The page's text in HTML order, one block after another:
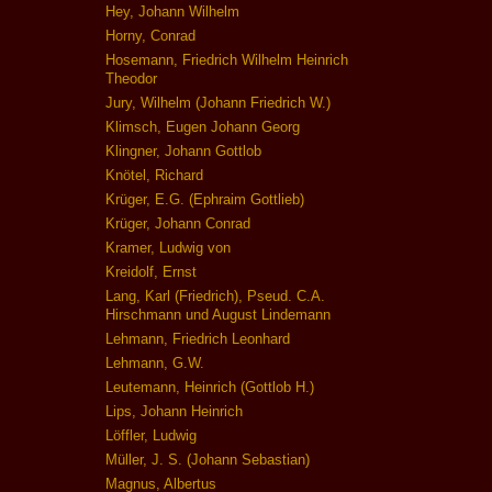
Hey, Johann Wilhelm
Horny, Conrad
Hosemann, Friedrich Wilhelm Heinrich
Theodor
Jury, Wilhelm (Johann Friedrich W.)
Klimsch, Eugen Johann Georg
Klingner, Johann Gottlob
Knötel, Richard
Krüger, E.G. (Ephraim Gottlieb)
Krüger, Johann Conrad
Kramer, Ludwig von
Kreidolf, Ernst
Lang, Karl (Friedrich), Pseud. C.A.
Hirschmann und August Lindemann
Lehmann, Friedrich Leonhard
Lehmann, G.W.
Leutemann, Heinrich (Gottlob H.)
Lips, Johann Heinrich
Löffler, Ludwig
Müller, J. S. (Johann Sebastian)
Magnus, Albertus